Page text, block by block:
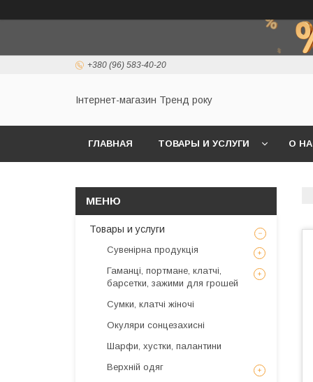
+380 (96) 583-40-20
Інтернет-магазин Тренд року
ГЛАВНАЯ ТОВАРЫ И УСЛУГИ О
Товары и услуги
Сувенірна продукція
Гаманці, портмане, клатчі,
барсетки, зажими для грошей
Сумки, клатчі жіночі
Окуляри сонцезахисні
Шарфи, хустки, палантини
Верхній одяг